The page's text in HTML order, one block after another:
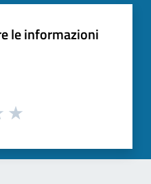
le informazioni